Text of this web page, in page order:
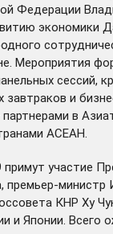
Федерации
экономики
Мероприятия
сессий,
и
в
АСЕАН.
участие
премьер-
КНР Ху
и Японии. Всего